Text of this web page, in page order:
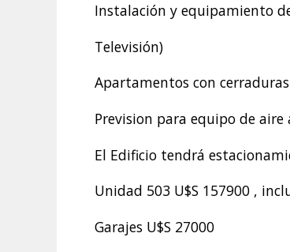
Instalación y equipamiento
Televisión)
Apartamentos con
Prevision para equipo de
El Edificio tendrá
Unidad 503 U$S 157900 ,
Garajes U$S 27000